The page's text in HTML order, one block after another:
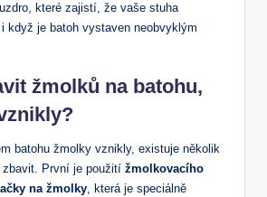
které zajistí, že vaše ‍stuha
když je batoh vystaven neobvyklým
žmolků na batohu,
‌batohu žmolky vznikly, existuje několik
První je použití žmolkovacího
na žmolky, která je speciálně⁤